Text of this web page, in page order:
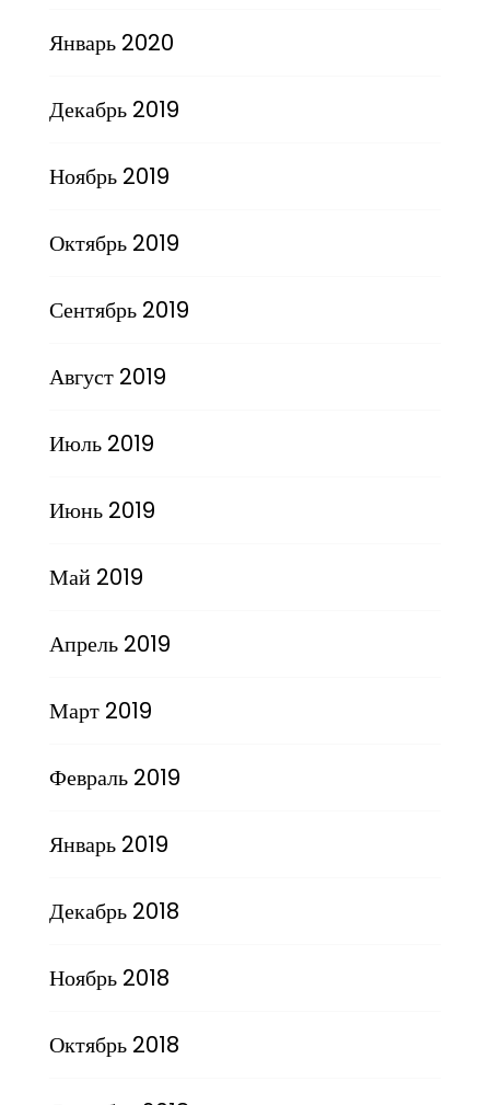
Январь 2020
Декабрь 2019
Ноябрь 2019
Октябрь 2019
Сентябрь 2019
Август 2019
Июль 2019
Июнь 2019
Май 2019
Апрель 2019
Март 2019
Февраль 2019
Январь 2019
Декабрь 2018
Ноябрь 2018
Октябрь 2018